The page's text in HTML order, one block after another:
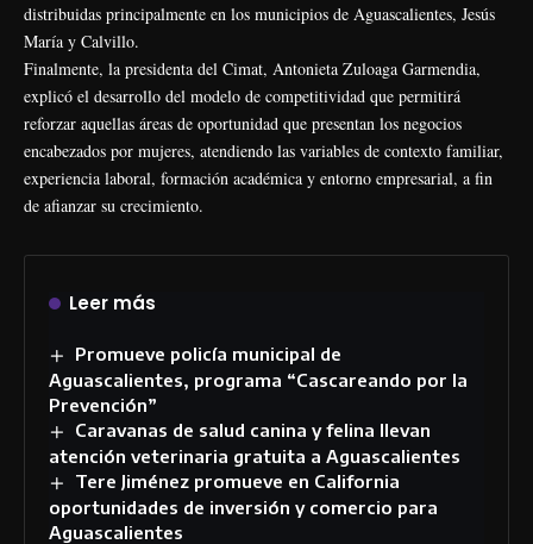
distribuidas principalmente en los municipios de Aguascalientes, Jesús
María y Calvillo.
Finalmente, la presidenta del Cimat, Antonieta Zuloaga Garmendia,
explicó el desarrollo del modelo de competitividad que permitirá
reforzar aquellas áreas de oportunidad que presentan los negocios
encabezados por mujeres, atendiendo las variables de contexto familiar,
experiencia laboral, formación académica y entorno empresarial, a fin
de afianzar su crecimiento.
Leer más
Promueve policía municipal de
Aguascalientes, programa “Cascareando por la
Prevención”
Caravanas de salud canina y felina llevan
atención veterinaria gratuita a Aguascalientes
Tere Jiménez promueve en California
oportunidades de inversión y comercio para
Aguascalientes